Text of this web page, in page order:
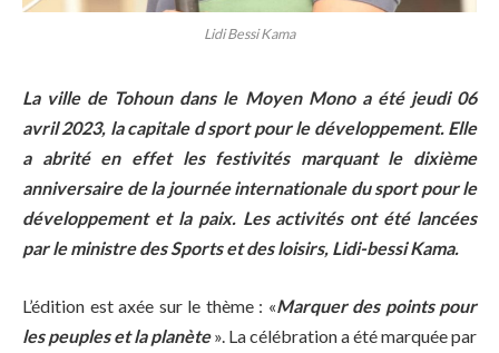
Lidi Bessi Kama
La ville de Tohoundans le Moyen Mono a été jeudi 06
avril 2023, la capitale d sport pour le développement.Elle
a abrité en effet les festivités marquant le dixième
anniversaire de la journée internationale du sport pour le
développement et la paix.Les activités ont été lancées
par le ministredes Sports etdes loisirs, Lidi-bessi Kama.
L’édition est axée sur le thème : «Marquerdes points pour
les peuples et la planète ». La célébration a été marquée par